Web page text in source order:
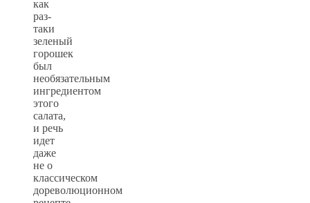
как
раз-
таки
зеленый
горошек
был
необязательным
ингредиентом
этого
салата,
и речь
идет
даже
не о
классическом
дореволюционном